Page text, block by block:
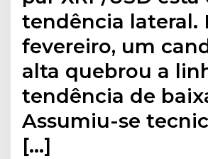
tendência lateral.
fevereiro, um
alta quebrou a
tendência de
Assumiu-se
[…]